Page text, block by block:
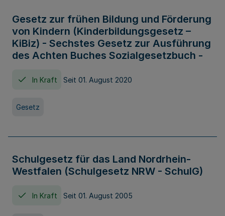
Gesetz zur frühen Bildung und Förderung
von Kindern (Kinderbildungsgesetz –
KiBiz) - Sechstes Gesetz zur Ausführung
des Achten Buches Sozialgesetzbuch -
In Kraft Seit 01. August 2020
Gesetz
Schulgesetz für das Land Nordrhein-
Westfalen (Schulgesetz NRW - SchulG)
In Kraft Seit 01. August 2005